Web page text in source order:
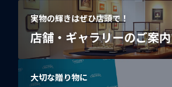
実物の輝きはぜひ店頭で！
店舗・ギャラリーのご案内
大切な贈り物に